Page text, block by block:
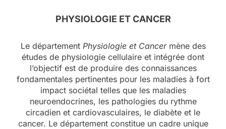
PHYSIOLOGIE ET CANCER
Le département Physiologie et Cancermène des
études de physiologie cellulaire et intégrée dont
l’objectif est de produire des connaissances
fondamentales pertinentes pour les maladies à fort
impact sociétal telles que les maladies
neuroendocrines, les pathologies du rythme
circadien et cardiovasculaires, le diabète et le
cancer. Le département constitue un cadre unique